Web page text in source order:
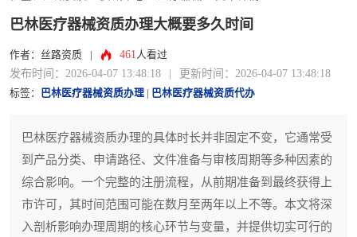
巴林医疗器械资质办理大概要多久时间
作者：丝路资质 461人看过
发布时间：2026-04-07 13:48:18 更新时间：2026-04-07 13:48:18
标签： 巴林医疗器械资质办理 巴林医疗器械资质代办
巴林医疗器械资质办理的具体时长并非固定不变，它通常受
到产品分类、申请路径、文件准备与审核周期等多种因素的
综合影响。一个完整的注册流程，从前期准备到最终获得上
市许可，其时间范围可能在数月至两年以上不等。本文将深
入剖析影响办理周期的核心环节与变量，并提供切实可行的